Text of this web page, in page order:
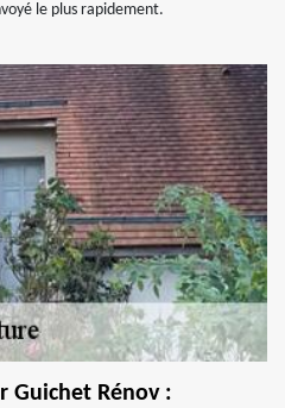
le plus rapidement.
Guichet Rénov :